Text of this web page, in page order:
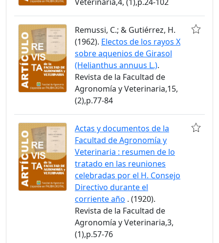
Remussi, C.; & Gutiérrez, H.
(1962). Electos de los rayos X
sobre aquenios de Girasol
(Helianthus annuus L.).
Revista de la Facultad de
Agronomía y Veterinaria,15,
(2),p.77-84
Actas y documentos de la
Facultad de Agronomía y
Veterinaria : resumen de lo
tratado en las reuniones
celebradas por el H. Consejo
Directivo durante el
corriente año . (1920).
Revista de la Facultad de
Agronomía y Veterinaria,3,
(1),p.57-76